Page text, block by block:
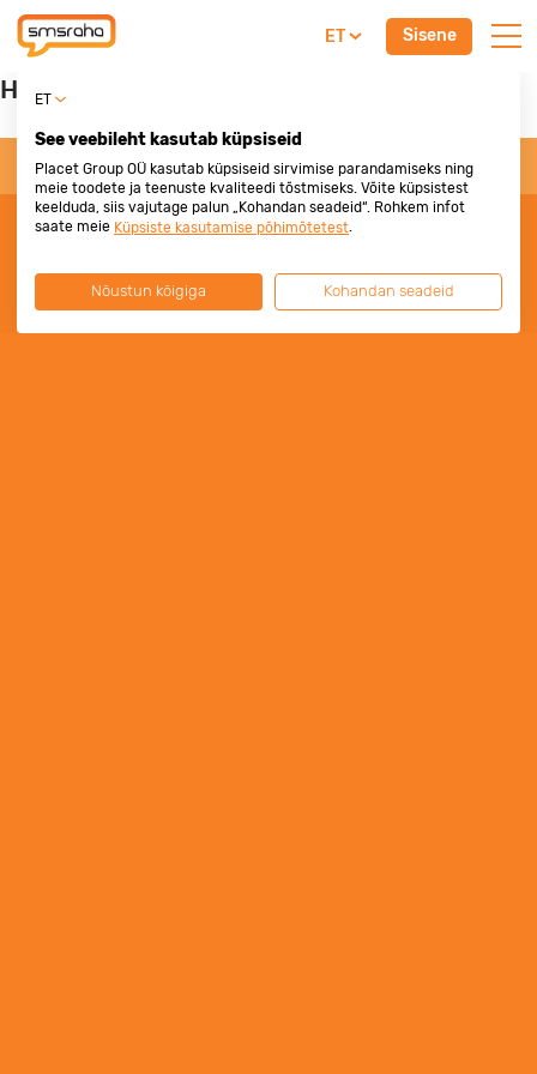
ET Sisene
Hi, Google
ET
See veebileht kasutab küpsiseid
Placet Group OÜ kasutab küpsiseid sirvimise parandamiseks ning
meie toodete ja teenuste kvaliteedi tõstmiseks. Võite küpsistest
keelduda, siis vajutage palun „Kohandan seadeid“. Rohkem infot
saate meie Küpsiste kasutamise põhimõtetest.
Nõustun kõigiga Kohandan seadeid
© www.smsraha.ee 2010-2026